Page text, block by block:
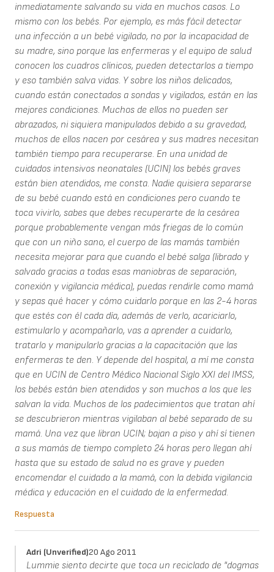
inmediatamente salvando su vida en muchos casos. Lo
mismo con los bebés. Por ejemplo, es más fácil detectar
una infección a un bebé vigilado, no por la incapacidad de
su madre, sino porque las enfermeras y el equipo de salud
conocen los cuadros clínicos, pueden detectarlos a tiempo
y eso también salva vidas. Y sobre los niños delicados,
cuando están conectados a sondas y vigilados, están en las
mejores condiciones. Muchos de ellos no pueden ser
abrazados, ni siquiera manipulados debido a su gravedad,
muchos de ellos nacen por cesárea y sus madres necesitan
también tiempo para recuperarse. En una unidad de
cuidados intensivos neonatales (UCIN) los bebés graves
están bien atendidos, me consta. Nadie quisiera separarse
de su bebé cuando está en condiciones pero cuando te
toca vivirlo, sabes que debes recuperarte de la cesárea
porque probablemente vengan más friegas de lo común
que con un niño sano, el cuerpo de las mamás también
necesita mejorar para que cuando el bebé salga (librado y
salvado gracias a todas esas maniobras de separación,
conexión y vigilancia médica), puedas rendirle como mamá
y sepas qué hacer y cómo cuidarlo porque en las 2-4 horas
que estés con él cada día, además de verlo, acariciarlo,
estimularlo y acompañarlo, vas a aprender a cuidarlo,
tratarlo y manipularlo gracias a la capacitación que las
enfermeras te den. Y depende del hospital, a mí me consta
que en UCIN de Centro Médico Nacional Siglo XXI del IMSS,
los bebés están bien atendidos y son muchos a los que les
salvan la vida. Muchos de los padecimientos que tratan ahí
se descubrieron mientras vigilaban al bebé separado de su
mamá. Una vez que libran UCIN; bajan a piso y ahí sí tienen
a sus mamás de tiempo completo 24 horas pero llegan ahí
hasta que su estado de salud no es grave y pueden
encomendar el cuidado a la mamá, con la debida vigilancia
médica y educación en el cuidado de la enfermedad.
Respuesta
Adri (unverified)20 Ago 2011
Lummie siento decirte que toca un reciclado de "dogmas